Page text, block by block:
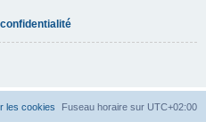
Fuseau horaire sur UTC+02:00
les cookies